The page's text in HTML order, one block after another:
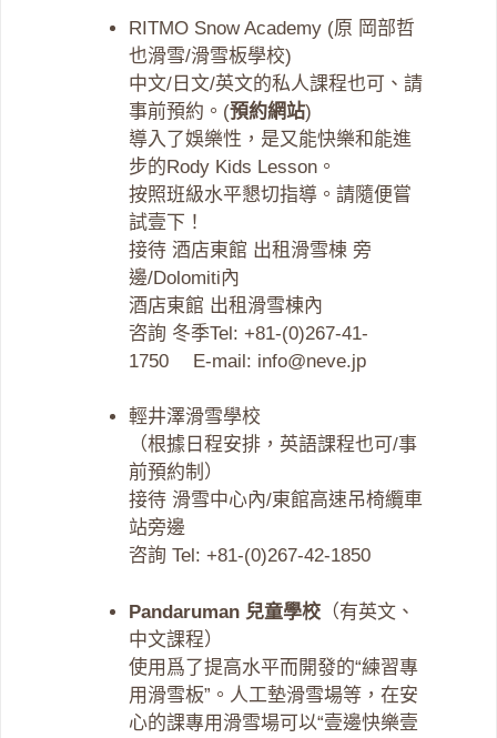
RITMO Snow Academy (原 岡部哲
也滑雪/滑雪板學校)
中文/日文/英文的私人課程也可、請
事前預約。(預約網站)
導入了娛樂性，是又能快樂和能進
步的Rody Kids Lesson。
按照班級水平懇切指導。請隨便嘗
試壹下！
接待 酒店東館 出租滑雪棟 旁
邊/Dolomiti內
酒店東館 出租滑雪棟內
咨詢 冬季Tel: +81-(0)267-41-
1750 E-mail: info@neve.jp
輕井澤滑雪學校
（根據日程安排，英語課程也可/事
前預約制）
接待 滑雪中心內/東館高速吊椅纜車
站旁邊
咨詢 Tel: +81-(0)267-42-1850
Pandaruman 兒童學校 （有英文、
中文課程）
使用爲了提高水平而開發的“練習專
用滑雪板”。人工墊滑雪場等，在安
心的課專用滑雪場可以“壹邊快樂壹